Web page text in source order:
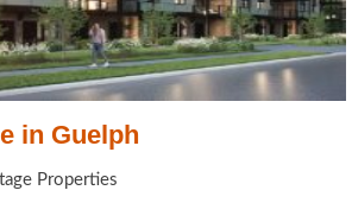
in Guelph
Properties